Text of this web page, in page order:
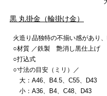
黒 丸掛金（輪掛け金）
火造り品独特の不揃い感があり
○材質 ／鉄製 艶消し黒仕上げ
○打込式
○寸法の目安（ミリ）／
大：A46、B4.5、C55、D43
小：A36、B4、C48、D43